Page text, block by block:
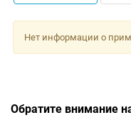
Нет информации о
Обратите внимание